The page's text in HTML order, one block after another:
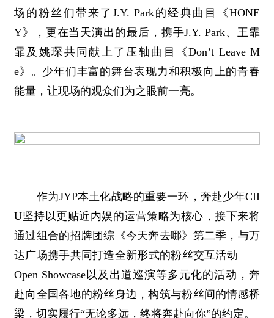
场的粉丝们带来了J.Y. Park的经典曲目《HONE
Y》，更在当天演出的最后，携手J.Y. Park、王霏
霏及姚琛共同献上了压轴曲目《Don’t Leave M
e》。少年们丰富的舞台表现力和积极向上的青春
能量，让现场的观众们为之眼前一亮。
作为JYP本土化战略的重要一环，奔赴少年CII
U坚持以更贴近内娱的运营策略为核心，接下来将
通过组合的招牌团综《今天奔去哪》第二季，与万
达广场携手共同打造全新形式的粉丝交互活动——
Open Showcase以及出道巡演等多元化的活动，奔
赴向全国各地的粉丝身边，构筑与粉丝间的情感桥
梁，切实履行“无论多远，终将奔赴向你”的约定。